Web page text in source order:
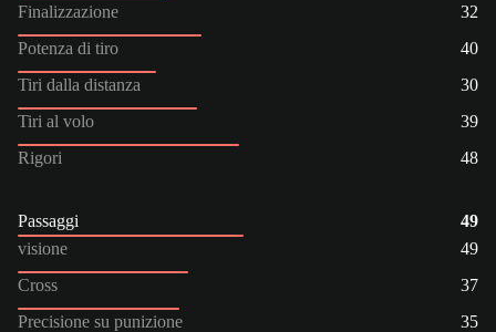
Finalizzazione
32
Potenza di tiro
40
Tiri dalla distanza
30
Tiri al volo
39
Rigori
48
Passaggi
49
visione
49
Cross
37
Precisione su punizione
35